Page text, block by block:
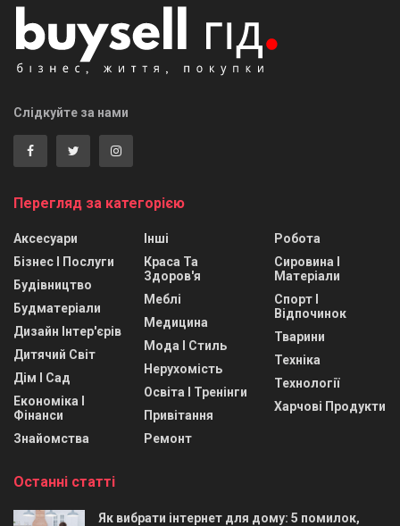
Слідкуйте за нами
Перегляд за категорією
Аксесуари
Бізнес І Послуги
Будівництво
Будматеріали
Дизайн Інтер'єрів
Дитячий Світ
Дім І Сад
Економіка І
Фінанси
Знайомства
Інші
Краса Та
Здоров'я
Меблі
Медицина
Мода І Стиль
Нерухомість
Освіта І Тренінги
Привітання
Ремонт
Робота
Сировина І
Матеріали
Спорт І
Відпочинок
Тварини
Техніка
Технології
Харчові Продукти
Останні статті
Як вибрати інтернет для дому: 5 помилок,